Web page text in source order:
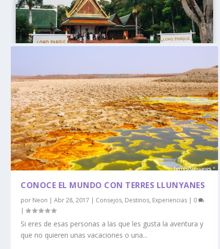
CONOCE EL MUNDO CON TERRES LLUNYANES
por Neon |Abr 28, 2017 | Consejos, Destinos, Experiencias | 0
|
Si eres de esas personas a las que les gusta la aventura y
que no quieren unas vacaciones o una...